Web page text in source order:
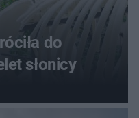
do
słonicy